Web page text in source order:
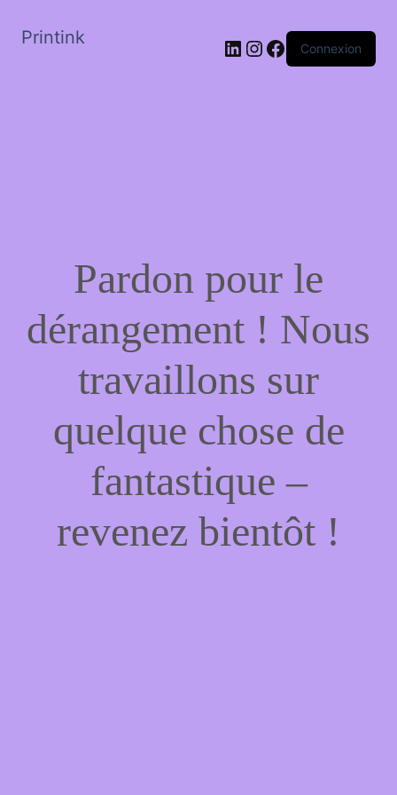
Printink LinkedIn
Instagram
Facebook
Connexion
Pardon pour le
dérangement ! Nous
travaillons sur
quelque chose de
fantastique –
revenez bientôt !